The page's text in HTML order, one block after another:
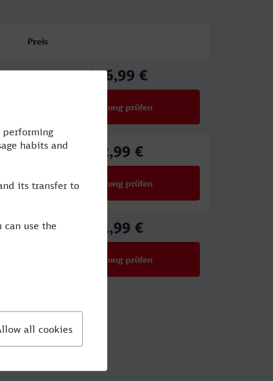
Preis
116,99 €
Verbindung prüfen
82,99 €
Verbindung prüfen
61,99 €
Verbindung prüfen